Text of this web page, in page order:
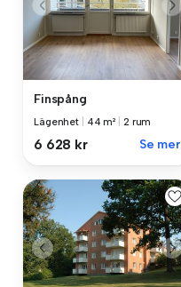
Finspång
Lägenhet 44 m² 2 rum
6 628 kr Se mer